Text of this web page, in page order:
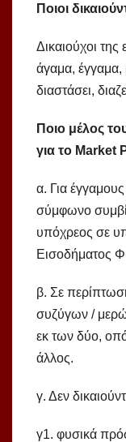
Ποιοι
Δικαιούχοι
άγαμα,
διαστάσει,
Ποιο μέλος
για το Market
α. Για
σύμφωνο
υπόχρεος σε
Εισοδήματος
β. Σε
συζύγων /
εκ των δύο,
άλλος.
γ. Δεν
γ1. φυσικά